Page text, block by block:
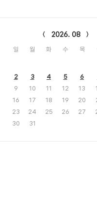
2026. 08
일 월 화 수 목
2
3 4 5 6
9
10 11 12 13
16
17 18 19 20
23
24 25 26 27
30
31